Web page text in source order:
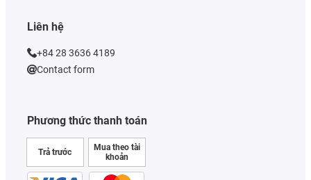
Phương thức thanh toán
Trả trước
Mua theo tài
khoản
Liên hệ
+84 28 3636 4189
Contact form